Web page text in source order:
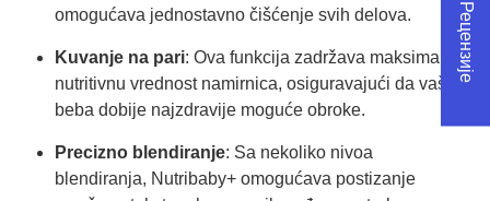
omogućava jednostavno čišćenje svih delova.
Kuvanje na pari: Ova funkcija zadržava maksimalnu
nutritivnu vrednost namirnica, osiguravajući da vaša
beba dobije najzdravije moguće obroke.
Precizno blendiranje: Sa nekoliko nivoa
blendiranja, Nutribaby+ omogućava postizanje
★ Рецензије